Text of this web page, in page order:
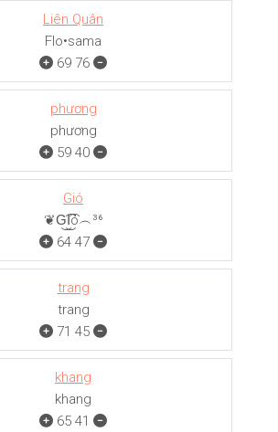
Liên Quân
Flo•sama
69 76
phương
phương
59 40
Gió
❦G͜͡I͜͡ó︵³⁶
64 47
trang
trang
71 45
khang
khang
65 41